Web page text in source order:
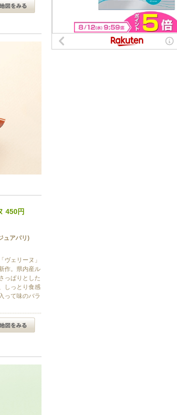
450円
ュアパリ)
ヴェリーヌ」
作。県内産ル
っぱりとした
しっとり食感
って味のバラ